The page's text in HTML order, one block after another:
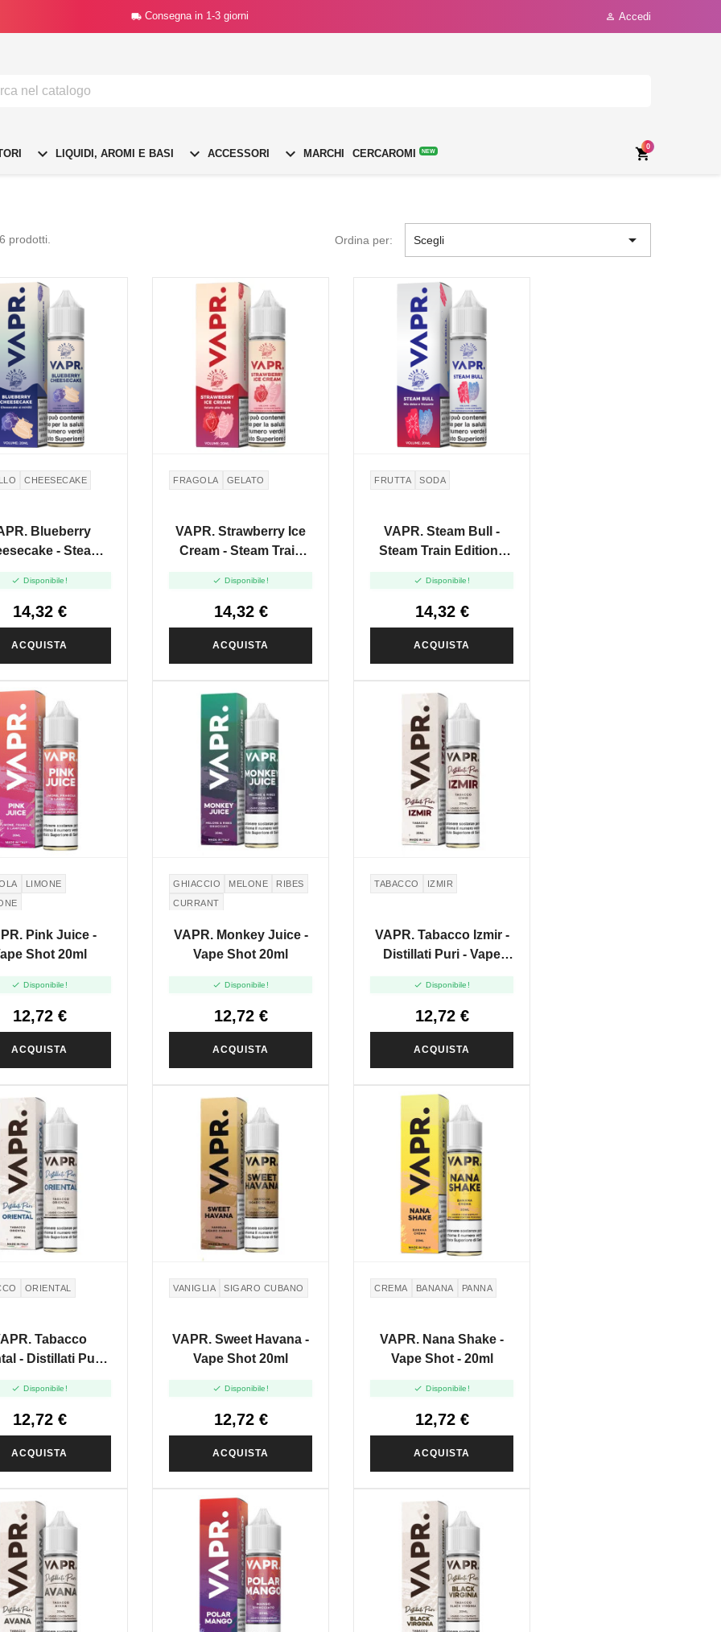
 Consegna in 1-3 giorni  Accedi
 LIQUIDI, AROMI E BASI  ACCESSORI  MARCHI CERCAROMI NEW 
0
prodotti. Ordina per: Scegli 
CHEESECAKE
Blueberry
- Steam
Shot 20ml
 Disponibile!
14,32 €
ACQUISTA
FRAGOLA GELATO
VAPR. Strawberry Ice
Cream - Steam Train
20ml
 Disponibile!
14,32 €
ACQUISTA
FRUTTA SODA
VAPR. Steam Bull -
Steam Train Edition -
 Disponibile!
14,32 €
ACQUISTA
LIMONE
Pink Juice -
Shot 20ml
 Disponibile!
12,72 €
ACQUISTA
GHIACCIO MELONE
RIBES
CURRANT
VAPR. Monkey Juice -
Vape Shot 20ml
 Disponibile!
12,72 €
ACQUISTA
TABACCO IZMIR
VAPR. Tabacco Izmir -
Distillati Puri - Vape
 Disponibile!
12,72 €
ACQUISTA
ORIENTAL
Tabacco
- Distillati Puri -
 Disponibile!
12,72 €
ACQUISTA
VANIGLIA SIGARO CUBANO
VAPR. Sweet Havana -
Vape Shot 20ml
 Disponibile!
12,72 €
ACQUISTA
CREMA BANANA PANNA
VAPR. Nana Shake -
Vape Shot - 20ml
 Disponibile!
12,72 €
ACQUISTA